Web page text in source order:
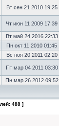
Вт сен 21 2010 19:25
Чт июн 11 2009 17:39
Вт май 24 2016 22:33
Пн окт 11 2010 01:45
Вс ноя 20 2011 02:20
Пт мар 04 2011 03:30
Пн мар 26 2012 09:52
488 ]